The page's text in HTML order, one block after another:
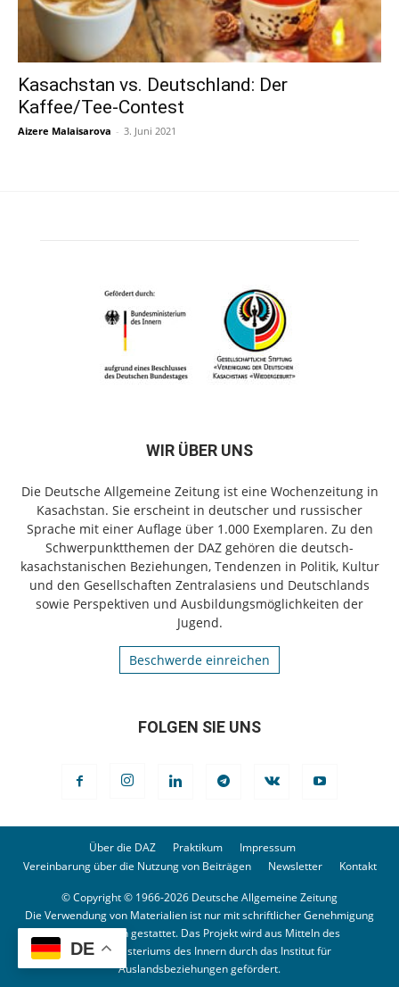
Kasachstan vs. Deutschland: Der
Kaffee/Tee-Contest
Aizere Malaisarova - 3. Juni 2021
WIR ÜBER UNS
Die Deutsche Allgemeine Zeitung ist eine Wochenzeitung in
Kasachstan. Sie erscheint in deutscher und russischer
Sprache mit einer Auflage über 1.000 Exemplaren. Zu den
Schwerpunktthemen der DAZ gehören die deutsch-
kasachstanischen Beziehungen, Tendenzen in Politik, Kultur
und den Gesellschaften Zentralasiens und Deutschlands
sowie Perspektiven und Ausbildungsmöglichkeiten der
Jugend.
Beschwerde einreichen
FOLGEN SIE UNS
Über die DAZ Praktikum
Impressum
Vereinbarung über die Nutzung von Beiträgen
Newsletter Kontakt
© Copyright © 1966-2026 Deutsche Allgemeine Zeitung
Die Verwendung von Materialien ist nur mit schriftlicher Genehmigung
der Redaktion gestattet. Das Projekt wird aus Mitteln des
Bundesministeriums des Innern durch das Institut für
Auslandsbeziehungen gefördert.
DE